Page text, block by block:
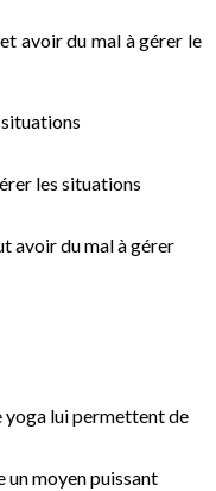
avoir du mal à gérer le
les situations
avoir du mal à gérer
yoga lui permettent de
un moyen puissant